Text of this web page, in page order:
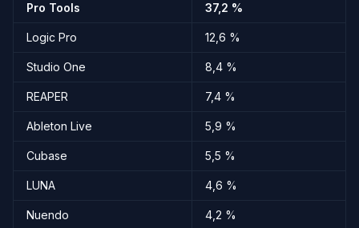
Pro Tools 37,2 %
Logic Pro 12,6 %
Studio One 8,4 %
REAPER 7,4 %
Ableton Live 5,9 %
Cubase 5,5 %
LUNA 4,6 %
Nuendo 4,2 %